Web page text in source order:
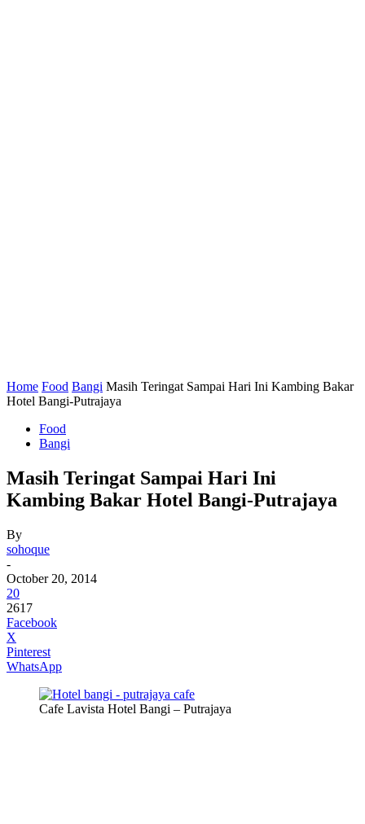
Home Food Bangi Masih Teringat Sampai Hari Ini Kambing Bakar
Hotel Bangi-Putrajaya
Food
Bangi
Masih Teringat Sampai Hari Ini
Kambing Bakar Hotel Bangi-Putrajaya
By
sohoque
-
October 20, 2014
20
2617
Facebook
X
Pinterest
WhatsApp
Cafe Lavista Hotel Bangi – Putrajaya